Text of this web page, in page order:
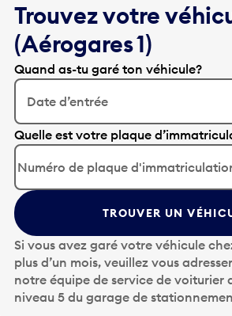
Trouvez votre
(Aérogares 1)
Quand as-tu garé ton véhicule?
Date d’entrée
A
p
p
u
y
e
z
s
u
r
l
Quelle est votre plaque
TROUVER UN
Si vous avez garé votre véhicule
plus d’un mois, veuillez vous
notre équipe de service de voiturier
niveau 5 du garage de